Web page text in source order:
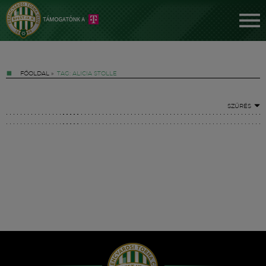
FŐOLDAL » TAG: ALICIA STOLLE
SZŰRÉS
Hírek